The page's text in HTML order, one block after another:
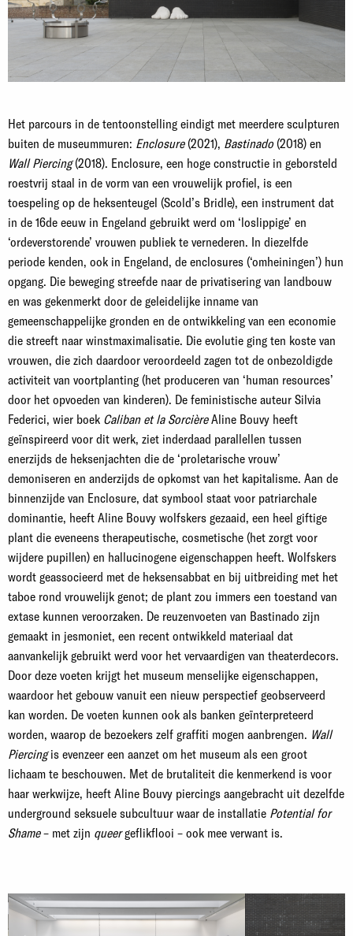
Het parcours in de tentoonstelling eindigt met meerdere sculpturen
buiten de museummuren: Enclosure(2021), Bastinado(2018) en
Wall Piercing(2018). Enclosure, een hoge constructie in geborsteld
roestvrij staal in de vorm van een vrouwelijk profiel, is een
toespeling op de heksenteugel (Scold’s Bridle), een instrument dat
in de 16de eeuw in Engeland gebruikt werd om ‘loslippige’ en
‘ordeverstorende’ vrouwen publiek te vernederen. In diezelfde
periode kenden, ook in Engeland, de enclosures (‘omheiningen’) hun
opgang. Die beweging streefde naar de privatisering van landbouw
en was gekenmerkt door de geleidelijke inname van
gemeenschappelijke gronden en de ontwikkeling van een economie
die streeft naar winstmaximalisatie. Die evolutie ging ten koste van
vrouwen, die zich daardoor veroordeeld zagen tot de onbezoldigde
activiteit van voortplanting (het produceren van ‘human resources’
door het opvoeden van kinderen). De feministische auteur Silvia
Federici, wier boek Caliban et la SorcièreAline Bouvy heeft
geïnspireerd voor dit werk, ziet inderdaad parallellen tussen
enerzijds de heksenjachten die de ‘proletarische vrouw’
demoniseren en anderzijds de opkomst van het kapitalisme. Aan de
binnenzijde van Enclosure, dat symbool staat voor patriarchale
dominantie, heeft Aline Bouvy wolfskers gezaaid, een heel giftige
plant die eveneens therapeutische, cosmetische (het zorgt voor
wijdere pupillen) en hallucinogene eigenschappen heeft. Wolfskers
wordt geassocieerd met de heksensabbat en bij uitbreiding met het
taboe rond vrouwelijk genot; de plant zou immers een toestand van
extase kunnen veroorzaken. De reuzenvoeten van Bastinado zijn
gemaakt in jesmoniet, een recent ontwikkeld materiaal dat
aanvankelijk gebruikt werd voor het vervaardigen van theaterdecors.
Door deze voeten krijgt het museum menselijke eigenschappen,
waardoor het gebouw vanuit een nieuw perspectief geobserveerd
kan worden. De voeten kunnen ook als banken geïnterpreteerd
worden, waarop de bezoekers zelf graffiti mogen aanbrengen. Wall
Piercingis evenzeer een aanzet om het museum als een groot
lichaam te beschouwen. Met de brutaliteit die kenmerkend is voor
haar werkwijze, heeft Aline Bouvy piercings aangebracht uit dezelfde
underground seksuele subcultuur waar de installatie Potential for
Shame– met zijn queergeflikflooi – ook mee verwant is.